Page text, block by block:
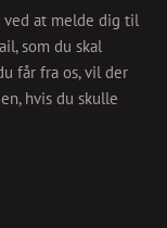
ved at melde dig til
som du skal
får fra os, vil der
hvis du skulle